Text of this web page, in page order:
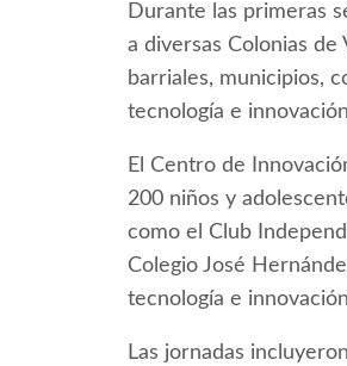
Durante las primeras
a diversas Colonias
barriales, municipios,
tecnología e
El Centro de
200 niños y
como el Club
Colegio José
tecnología e
Las jornadas